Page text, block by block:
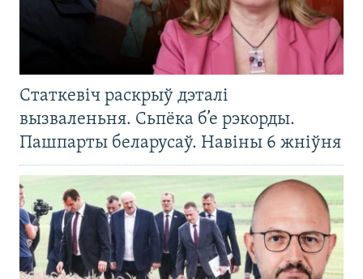
Статкевіч раскрыў дэталі
вызваленьня. Сьпёка б’е рэкорды.
Пашпарты беларусаў. Навіны 6 жніўня